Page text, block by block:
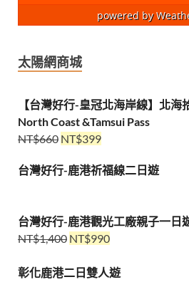
powered by
太陽網商城
【台灣好行-皇冠北海岸線】北海
North Coast &Tamsui Pass
NT$660 NT$399
台灣好行-鹿港祈福線二日遊
台灣好行-鹿港觀光工廠親子一日
NT$1,400 NT$990
彰化鹿港二日雙人遊